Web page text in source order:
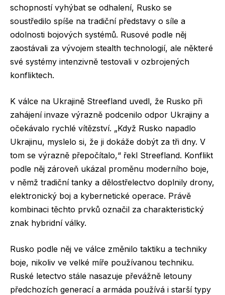
schopností vyhýbat se odhalení, Rusko se
soustředilo spíše na tradiční představy o síle a
odolnosti bojových systémů. Rusové podle něj
zaostávali za vývojem stealth technologií, ale některé
své systémy intenzivně testovali v ozbrojených
konfliktech.
K válce na Ukrajině Streefland uvedl, že Rusko při
zahájení invaze výrazně podcenilo odpor Ukrajiny a
očekávalo rychlé vítězství. „Když Rusko napadlo
Ukrajinu, myslelo si, že ji dokáže dobýt za tři dny. V
tom se výrazně přepočítalo,“ řekl Streefland. Konflikt
podle něj zároveň ukázal proměnu moderního boje,
v němž tradiční tanky a dělostřelectvo doplnily drony,
elektronický boj a kybernetické operace. Právě
kombinaci těchto prvků označil za charakteristický
znak hybridní války.
Rusko podle něj ve válce změnilo taktiku a techniky
boje, nikoliv ve velké míře používanou techniku.
Ruské letectvo stále nasazuje převážně letouny
předchozích generací a armáda používá i starší typy